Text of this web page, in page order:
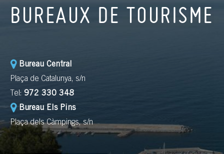
BUREAUX DE TOURISME
Bureau Central
Plaça de Catalunya, s/n
Tel: 972 330 348
Bureau Els Pins
Plaça dels Càmpings, s/n